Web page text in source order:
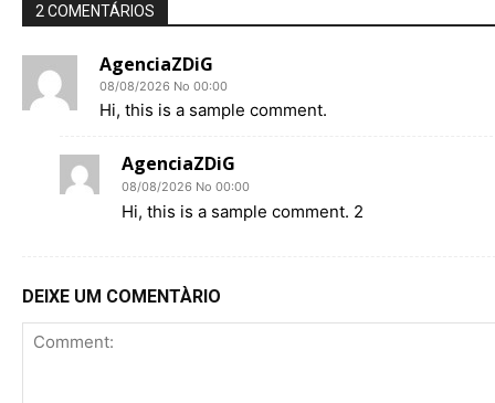
2 COMENTÁRIOS
AgenciaZDiG
08/08/2026 No 00:00
Hi, this is a sample comment.
AgenciaZDiG
08/08/2026 No 00:00
Hi, this is a sample comment. 2
DEIXE UM COMENTÀRIO